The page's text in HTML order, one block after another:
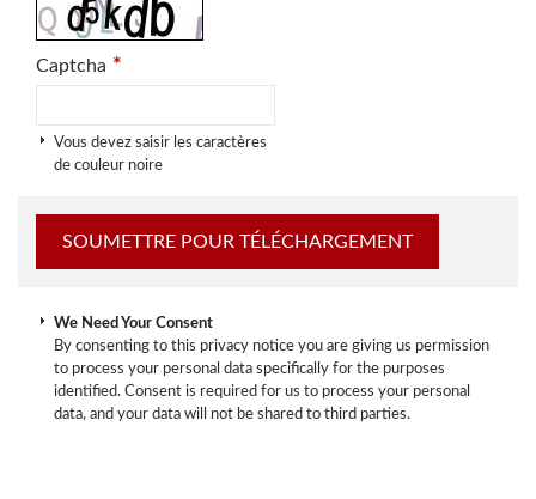
Captcha *
Vous devez saisir les caractères
de couleur noire
We Need Your Consent
By consenting to this privacy notice you are giving us permission
to process your personal data specifically for the purposes
identified. Consent is required for us to process your personal
data, and your data will not be shared to third parties.